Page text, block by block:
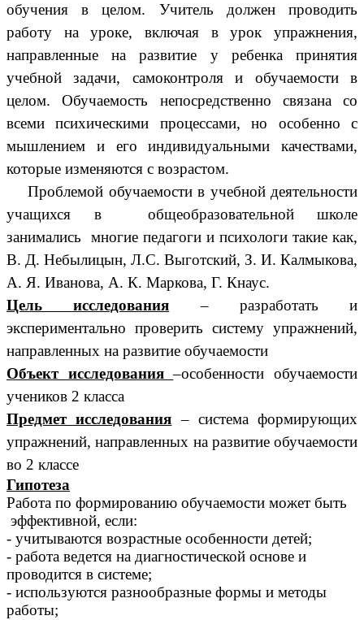
обучения в целом. Учитель должен проводить
работу на уроке, включая в урок упражнения,
направленные на развитие у ребенка принятия
учебной задачи, самоконтроля и обучаемости в
целом. Обучаемость непосредственно связана со
всеми психическими процессами, но особенно с
мышлением и его индивидуальными качествами,
которые изменяются с возрастом.
Проблемой обучаемости в учебной деятельности
учащихся в общеобразовательной школе
занимались многие педагоги и психологи такие как,
В. Д. Небылицын, Л.С. Выготский, З. И. Калмыкова,
А. Я. Иванова, А. К. Маркова, Г. Кнаус.
Цель исследования – разработать и
экспериментально проверить систему упражнений,
направленных на развитие обучаемости
Объект исследования–особенности обучаемости
учеников 2 класса
Предмет исследования – система формирующих
упражнений, направленных на развитие обучаемости
во 2 классе
Гипотеза
Работа по формированию обучаемости может быть
эффективной, если:
- учитываются возрастные особенности детей;
- работа ведется на диагностической основе и
проводится в системе;
- используются разнообразные формы и методы
работы;